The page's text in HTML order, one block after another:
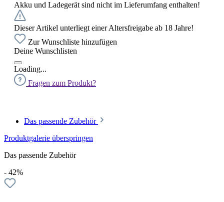
Akku und Ladegerät sind nicht im Lieferumfang enthalten!
Dieser Artikel unterliegt einer Altersfreigabe ab 18 Jahre!
Zur Wunschliste hinzufügen
Deine Wunschlisten
Loading...
Fragen zum Produkt?
Das passende Zubehör
Produktgalerie überspringen
Das passende Zubehör
- 42%